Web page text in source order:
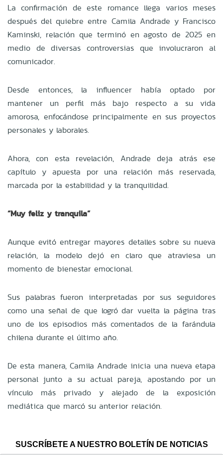
La confirmación de este romance llega varios meses
después del quiebre entre Camila Andrade y Francisco
Kaminski, relación que terminó en agosto de 2025 en
medio de diversas controversias que involucraron al
comunicador.
Desde entonces, la influencer había optado por
mantener un perfil más bajo respecto a su vida
amorosa, enfocándose principalmente en sus proyectos
personales y laborales.
Ahora, con esta revelación, Andrade deja atrás ese
capítulo y apuesta por una relación más reservada,
marcada por la estabilidad y la tranquilidad.
“Muy feliz y tranquila”
Aunque evitó entregar mayores detalles sobre su nueva
relación, la modelo dejó en claro que atraviesa un
momento de bienestar emocional.
Sus palabras fueron interpretadas por sus seguidores
como una señal de que logró dar vuelta la página tras
uno de los episodios más comentados de la farándula
chilena durante el último año.
De esta manera, Camila Andrade inicia una nueva etapa
personal junto a su actual pareja, apostando por un
vínculo más privado y alejado de la exposición
mediática que marcó su anterior relación.
SUSCRÍBETE A NUESTRO BOLETÍN DE NOTICIAS